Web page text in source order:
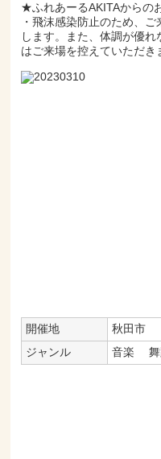
★ふれあーるAKITAからの
・飛沫感染防止のため、
します。また、体調が優
はご来場を控えていただき
開催地
秋田市
ジャンル
音楽